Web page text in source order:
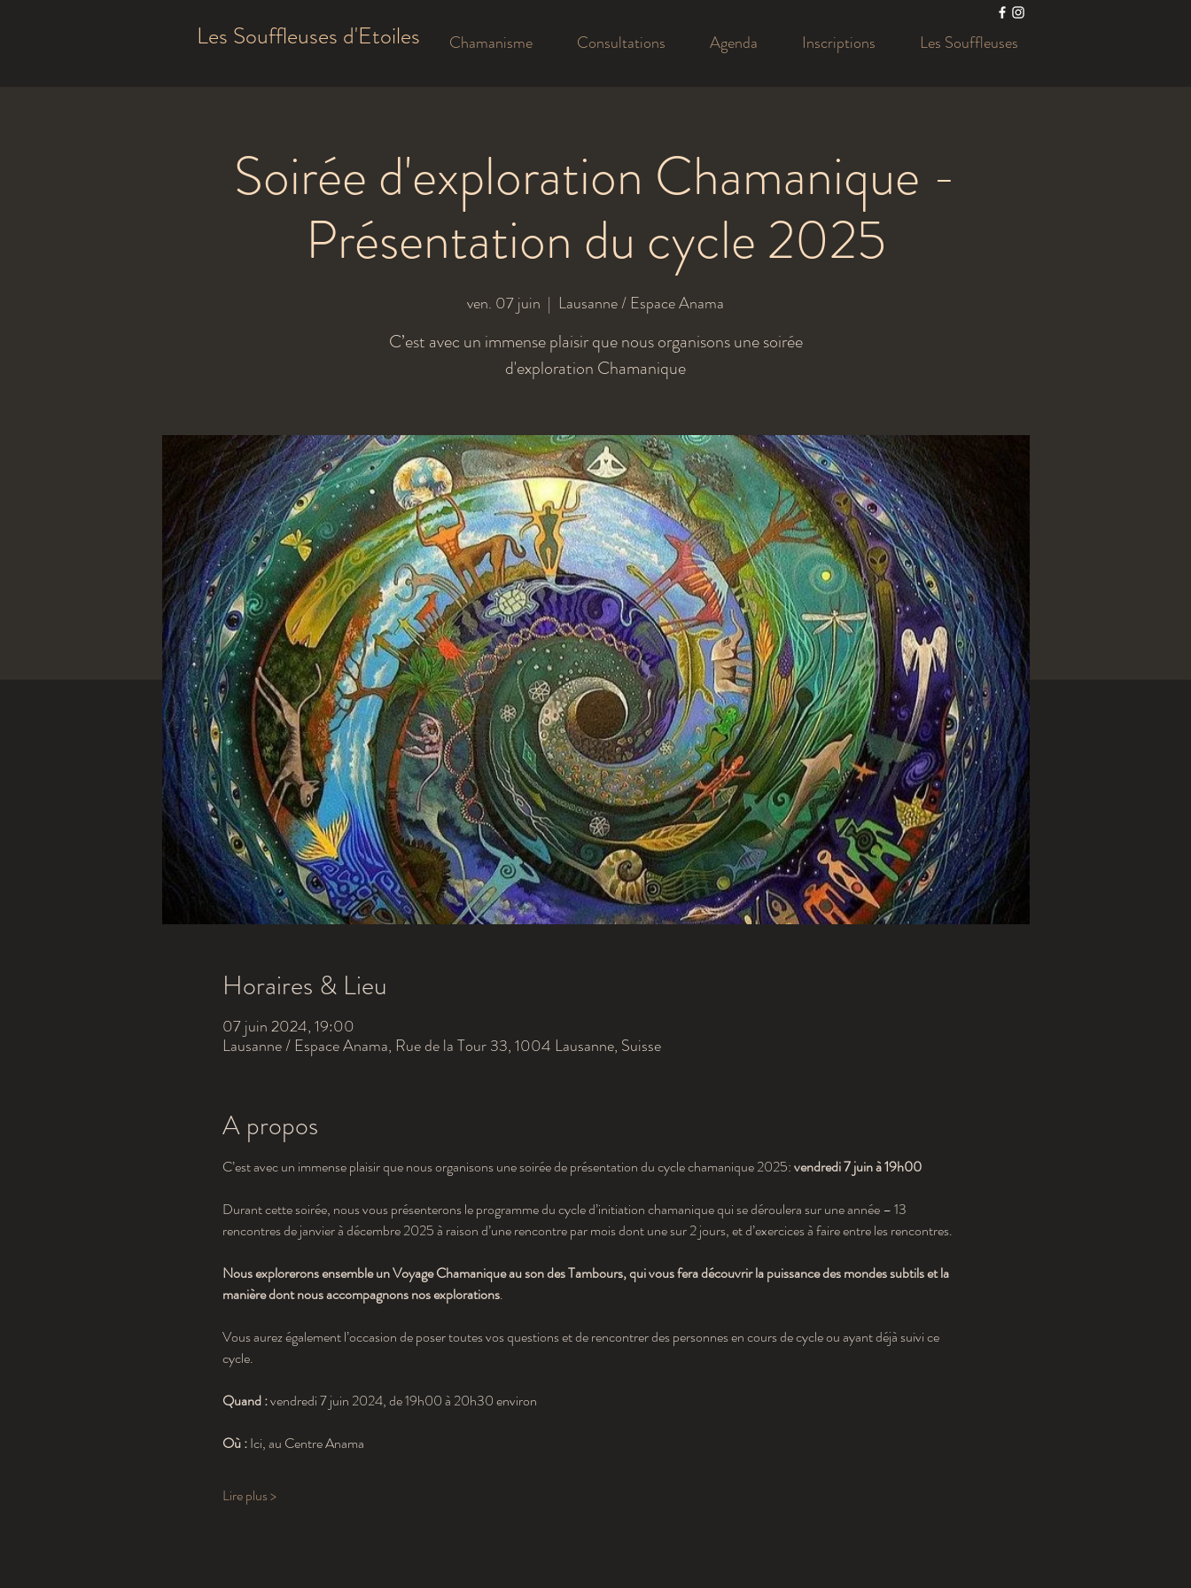
Les Souffleuses d'Etoiles Chamanisme Consultations Agenda Inscriptions Les Souffleuses
Soirée d'exploration Chamanique -
Présentation du cycle 2025
ven. 07 juin
  |
Lausanne / Espace Anama
C’est avec un immense plaisir que nous organisons une soirée
d'exploration Chamanique
Horaires & Lieu
07 juin 2024, 19:00
Lausanne / Espace Anama, Rue de la Tour 33, 1004 Lausanne, Suisse
A propos
C’est avec un immense plaisir que nous organisons une soirée de présentation du cycle chamanique 2025: vendredi 7 juin à 19h00
Durant cette soirée, nous vous présenterons le programme du cycle d’initiation chamanique qui se déroulera sur une année – 13
rencontres de janvier à décembre 2025 à raison d’une rencontre par mois dont une sur 2 jours, et d’exercices à faire entre les rencontres.
Nous explorerons ensemble un Voyage Chamanique au son des Tambours, qui vous fera découvrir la puissance des mondes subtils et la
manière dont nous accompagnons nos explorations.
Vous aurez également l’occasion de poser toutes vos questions et de rencontrer des personnes en cours de cycle ou ayant déjà suivi ce
cycle.
Quand : vendredi 7 juin 2024, de 19h00 à 20h30 environ
Où : Ici, au Centre Anama
Lire plus >